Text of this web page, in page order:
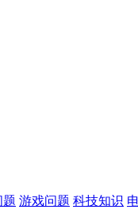
题 游戏问题 科技知识